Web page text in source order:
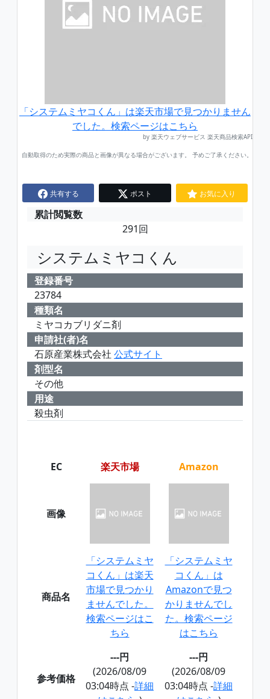
「システムミヤコくん」は楽天市場で見つかりません
でした。検索ページはこちら
by 楽天ウェブサービス 楽天商品検索API
自動取得のため実際の商品と画像が異なる場合がございます。 予めご了承ください。
共有する ポスト お気に入り
累計閲覧数
291回
システムミヤコくん
登録番号
23784
種類名
ミヤコカブリダニ剤
申請社(者)名
石原産業株式会社 公式サイト
剤型名
その他
用途
殺虫剤
EC 楽天市場 Amazon
画像
商品名
「システムミヤ
コくん」は楽天
市場で見つかり
ませんでした。
検索ページはこ
ちら
「システムミヤ
コくん」は
Amazonで見つ
かりませんでし
た。検索ページ
はこちら
参考価格
---円
(2026/08/09
03:04時点 -詳細
---円
(2026/08/09
03:04時点 -詳細